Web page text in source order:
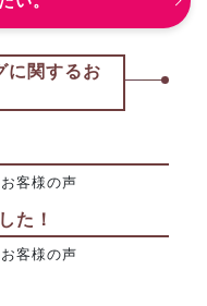
に関するお
客様の声
た！
客様の声